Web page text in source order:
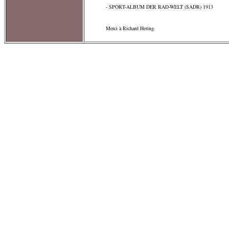
- SPORT-ALBUM DER RAD-WELT (SADR) 1913
Merci à Richard Hering.